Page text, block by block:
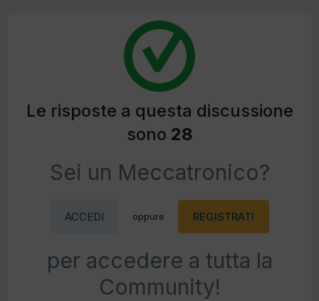
Le risposte a questa discussione
sono 28
Sei un Meccatronico?
ACCEDI oppure REGISTRATI
per accedere a tutta la
Community!